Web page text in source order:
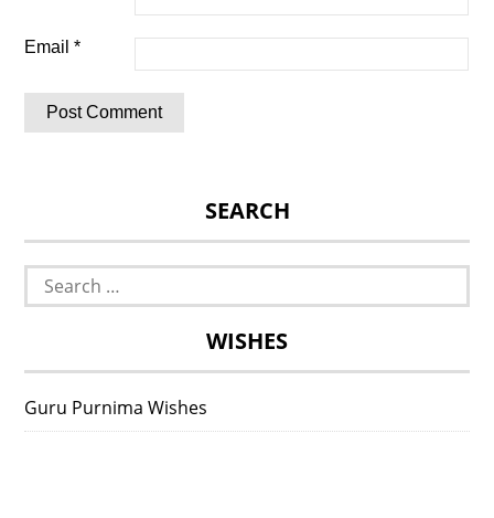
Email*
SEARCH
Search
for:
WISHES
Guru Purnima Wishes